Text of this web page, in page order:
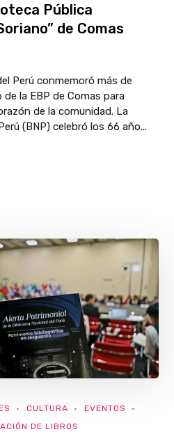
Pública
de Comas
Perú conmemoró más de
la EBP de Comas para
de la comunidad. La
(BNP) celebró los 66 año...
CULTURA
EVENTOS
DE LIBROS